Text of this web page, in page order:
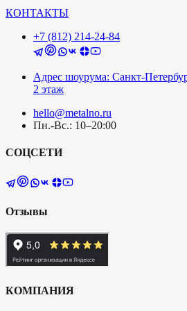
КОНТАКТЫ
+7 (812) 214-24-84
Адрес шоурума: Санкт-
2 этаж
hello@metalno.ru
Пн.-Вс.: 10–20:00
СОЦСЕТИ
Отзывы
КОМПАНИЯ